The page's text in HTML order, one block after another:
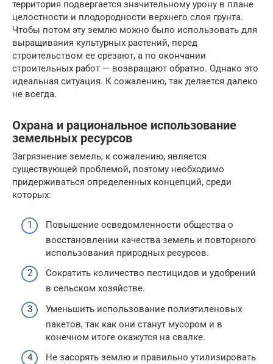
территория подвергается значительному урону в плане
целостности и плодородности верхнего слоя грунта.
Чтобы потом эту землю можно было использовать для
выращивания культурных растений, перед
строительством ее срезают, а по окончании
строительных работ — возвращают обратно. Однако это
идеальная ситуация. К сожалению, так делается далеко
не всегда.
Охрана и рациональное использование
земельных ресурсов
Загрязнение земель, к сожалению, является
существующей проблемой, поэтому необходимо
придерживаться определенных концепций, среди
которых:
Повышение осведомленности общества о
восстановлении качества земель и повторного
использования природных ресурсов.
Сократить количество пестицидов и удобрений
в сельском хозяйстве.
Уменьшить использование полиэтиленовых
пакетов, так как они станут мусором и в
конечном итоге окажутся на свалке.
Не засорять землю и правильно утилизировать